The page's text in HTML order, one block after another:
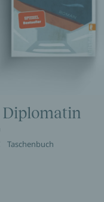
Diplomatin
Taschenbuch